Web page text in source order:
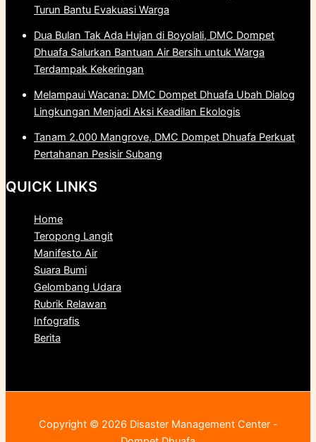
Turun Bantu Evakuasi Warga
Dua Bulan Tak Ada Hujan di Boyolali, DMC Dompet
Dhuafa Salurkan Bantuan Air Bersih untuk Warga
Terdampak Kekeringan
Melampaui Wacana: DMC Dompet Dhuafa Ubah Dialog
Lingkungan Menjadi Aksi Keadilan Ekologis
Tanam 2.000 Mangrove, DMC Dompet Dhuafa Perkuat
Pertahanan Pesisir Subang
QUICK LINKS
Home
Teropong Langit
Manifesto Air
Suara Bumi
Gelombang Udara
Rubrik Relawan
Infografis
Berita
Copyright © 2026 Disaster Management Center -